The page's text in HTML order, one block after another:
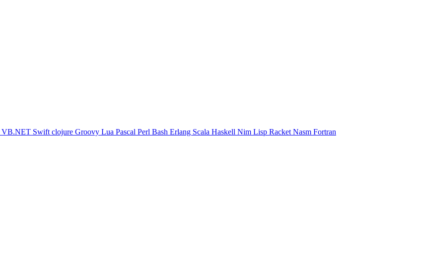
VB.NET Swift clojure Groovy Lua Pascal Perl Bash Erlang Scala Haskell Nim Lisp Racket Nasm Fortran